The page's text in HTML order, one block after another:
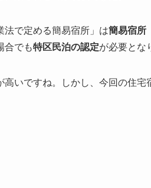
法で定める簡易宿所」は簡易宿所
合でも特区民泊の認定が必要とな
高いですね。しかし、今回の住